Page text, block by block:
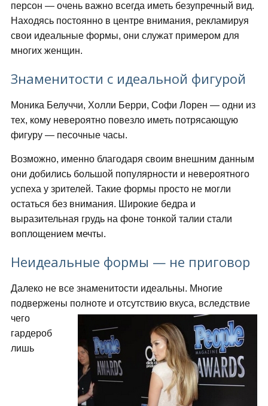
персон — очень важно всегда иметь безупречный вид.
Находясь постоянно в центре внимания, рекламируя
свои идеальные формы, они служат примером для
многих женщин.
Знаменитости с идеальной фигурой
Моника Белуччи, Холли Берри, Софи Лорен — одни из
тех, кому невероятно повезло иметь потрясающую
фигуру — песочные часы.
Возможно, именно благодаря своим внешним данным
они добились большой популярности и невероятного
успеха у зрителей. Такие формы просто не могли
остаться без внимания. Широкие бедра и
выразительная грудь на фоне тонкой талии стали
воплощением мечты.
Неидеальные формы — не приговор
Далеко не все знаменитости идеальны. Многие
подвержены полноте и отсутствию вкуса, вследствие
чего
гардероб
лишь